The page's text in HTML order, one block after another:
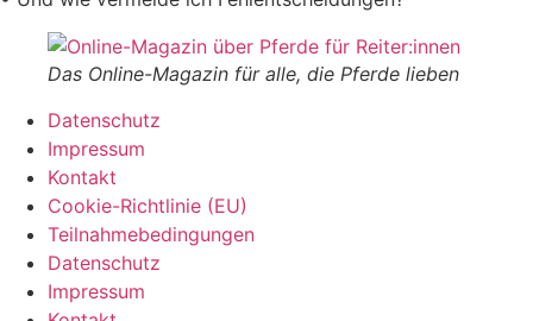
Das Online-Magazin für alle, die Pferde lieben
Datenschutz
Impressum
Kontakt
Cookie-Richtlinie (EU)
Teilnahmebedingungen
Datenschutz
Impressum